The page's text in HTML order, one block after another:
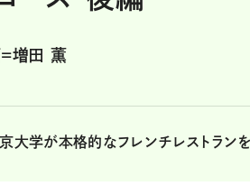
増田 薫
大学が本格的なフレンチレストランを